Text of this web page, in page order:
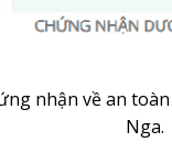
nhận về an
Nga.